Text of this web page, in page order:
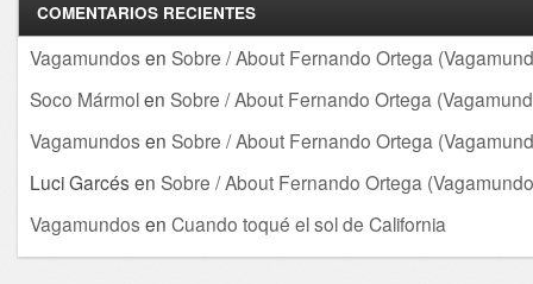
COMENTARIOS RECIENTES
Vagamundos en Sobre / About Fernando Ortega
Soco Mármolen Sobre / About Fernando Ortega
Vagamundos en Sobre / About Fernando Ortega
Luci Garcés en Sobre / About Fernando Ortega
Vagamundos en Cuando toqué el sol de California